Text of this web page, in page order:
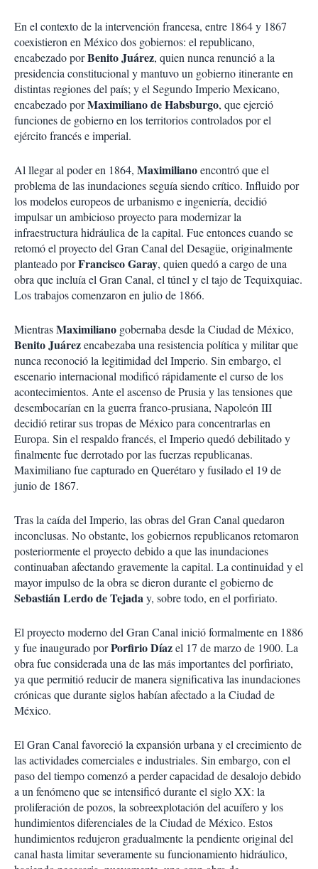
En el contexto de la intervención francesa, entre 1864 y 1867
coexistieron en México dos gobiernos: el republicano,
encabezado porBenito Juárez, quien nunca renunció a la
presidencia constitucional y mantuvo un gobierno itinerante en
distintas regiones del país; y el Segundo Imperio Mexicano,
encabezado porMaximiliano de Habsburgo, que ejerció
funciones de gobierno en los territorios controlados por el
ejército francés e imperial.
Al llegar al poder en 1864, Maximilianoencontró que el
problema de las inundaciones seguía siendo crítico. Influido por
los modelos europeos de urbanismo e ingeniería, decidió
impulsar un ambicioso proyecto para modernizar la
infraestructura hidráulica de la capital. Fue entonces cuando se
retomó el proyecto del Gran Canal del Desagüe, originalmente
planteado porFrancisco Garay, quien quedó a cargo de una
obra que incluía el Gran Canal, el túnel y el tajo de Tequixquiac.
Los trabajos comenzaron en julio de 1866.
MientrasMaximiliano gobernaba desde la Ciudad de México,
Benito Juárezencabezaba una resistencia política y militar que
nunca reconoció la legitimidad del Imperio. Sin embargo, el
escenario internacional modificó rápidamente el curso de los
acontecimientos. Ante el ascenso de Prusia y las tensiones que
desembocarían en la guerra franco-prusiana, Napoleón III
decidió retirar sus tropas de México para concentrarlas en
Europa. Sin el respaldo francés, el Imperio quedó debilitado y
finalmente fue derrotado por las fuerzas republicanas.
Maximiliano fue capturado en Querétaro y fusilado el 19 de
junio de 1867.
Tras la caída del Imperio, las obras del Gran Canal quedaron
inconclusas. No obstante, los gobiernos republicanos retomaron
posteriormente el proyecto debido a que las inundaciones
continuaban afectando gravemente la capital. La continuidad y el
mayor impulso de la obra se dieron durante el gobierno de
Sebastián Lerdo de Tejaday, sobre todo, en el porfiriato.
El proyecto moderno del Gran Canal inició formalmente en 1886
y fue inaugurado porPorfirio Díazel 17 de marzo de 1900. La
obra fue considerada una de las más importantes del porfiriato,
ya que permitió reducir de manera significativa las inundaciones
crónicas que durante siglos habían afectado a la Ciudad de
México.
El Gran Canal favoreció la expansión urbana y el crecimiento de
las actividades comerciales e industriales. Sin embargo, con el
paso del tiempo comenzó a perder capacidad de desalojo debido
a un fenómeno que se intensificó durante el siglo XX: la
proliferación de pozos, la sobreexplotación del acuífero y los
hundimientos diferenciales de la Ciudad de México. Estos
hundimientos redujeron gradualmente la pendiente original del
canal hasta limitar severamente su funcionamiento hidráulico,